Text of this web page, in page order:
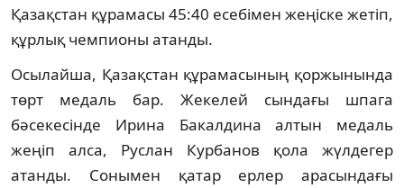
Қазақстан құрамасы 45:40 есебімен жеңіске жетіп,
құрлық чемпионы атанды.
Осылайша, Қазақстан құрамасының қоржынында
төрт медаль бар. Жекелей сындағы шпага
бәсекесінде Ирина Бакалдина алтын медаль
жеңіп алса, Руслан Курбанов қола жүлдегер
атанды. Сонымен қатар ерлер арасындағы